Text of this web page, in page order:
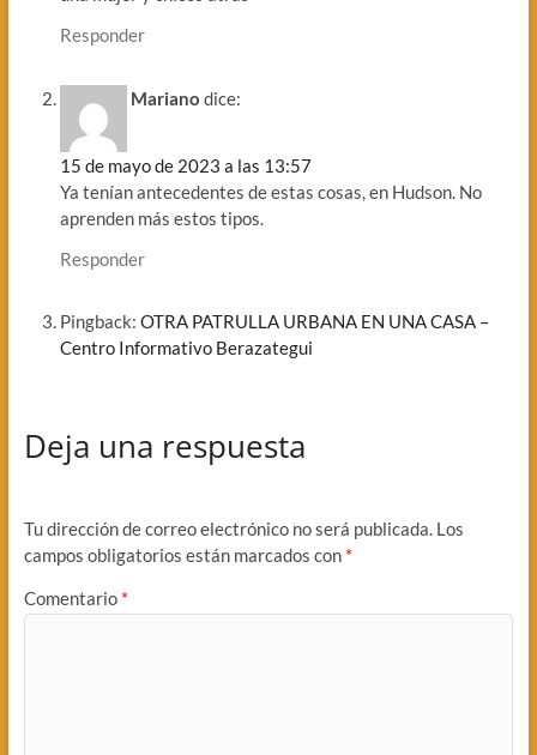
Responder
Mariano dice:
15 de mayo de 2023 a las 13:57
Ya tenían antecedentes de estas cosas, en Hudson. No
aprenden más estos tipos.
Responder
Pingback: OTRA PATRULLA URBANA EN UNA CASA –
Centro Informativo Berazategui
Deja una respuesta
Tu dirección de correo electrónico no será publicada. Los
campos obligatorios están marcados con *
Comentario *